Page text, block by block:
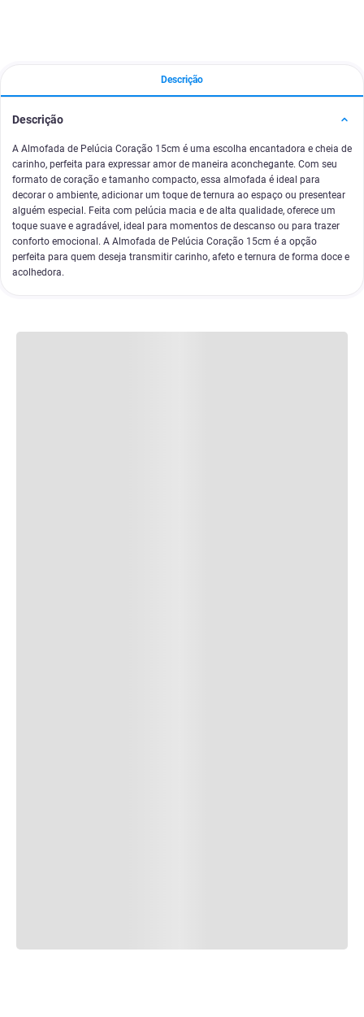
Descrição
Descrição
A Almofada de Pelúcia Coração 15cm é uma escolha encantadora e cheia de
carinho, perfeita para expressar amor de maneira aconchegante. Com seu
formato de coração e tamanho compacto, essa almofada é ideal para
decorar o ambiente, adicionar um toque de ternura ao espaço ou presentear
alguém especial. Feita com pelúcia macia e de alta qualidade, oferece um
toque suave e agradável, ideal para momentos de descanso ou para trazer
conforto emocional. A Almofada de Pelúcia Coração 15cm é a opção
perfeita para quem deseja transmitir carinho, afeto e ternura de forma doce e
acolhedora.